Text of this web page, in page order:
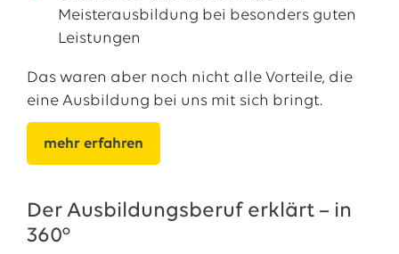
geleistet zu haben, wenn du deine Arbeit siehst.
Man kann einfach auf sich selbst und das
Lehrjahr haben wir auch schon relativ
selbständig in der Werkstatt arbeiten können,
wir uns die Freiheiten nehmen, die man sich als
Azubi auch erlauben kann.
Meisterausbildung bei besonders guten
Leistungen
Das waren aber noch nicht alle Vorteile, die
eine Ausbildung bei uns mit sich bringt.
mehr erfahren
Der Ausbildungsberuf erklärt – in
360°